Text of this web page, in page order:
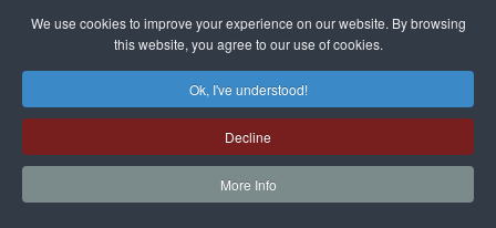
CERTIFICATION
Become a Level 1 Instructor
Become a Level 2 Instructor
Become a Level 3 Instructor
Become a Level 4 Instructor
We use cookies to improve your experience on our website. By browsing
this website, you agree to our use of cookies.
Ok, I've understood!
Decline
More Info